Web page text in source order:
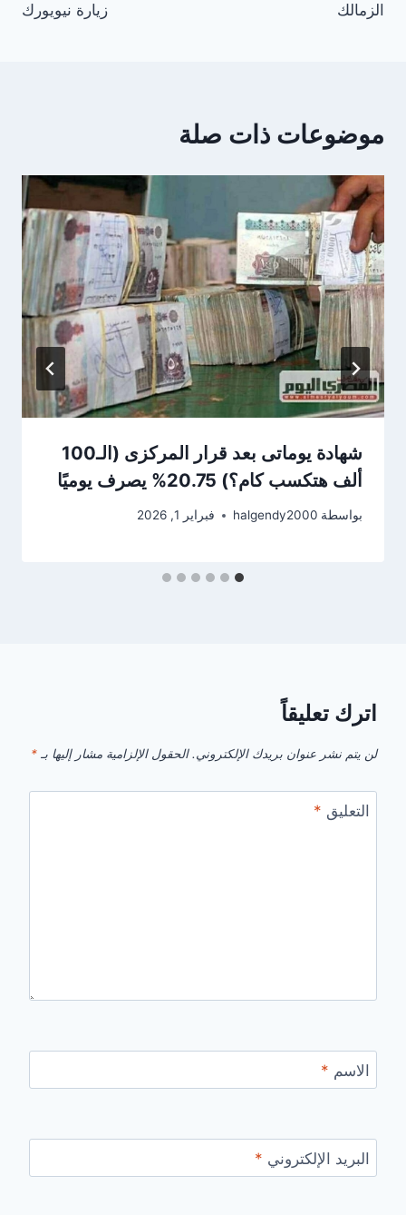
الزمالك
زيارة نيويورك
موضوعات ذات صلة
شهادة يوماتى بعد قرار المركزى (الـ100
ألف هتكسب كام؟) 20.75% يصرف يوميًا
بواسطة halgendy2000 فبراير 1, 2026
اترك تعليقاً
لن يتم نشر عنوان بريدك الإلكتروني. الحقول الإلزامية مشار إليها بـ *
التعليق *
الاسم *
البريد الإلكتروني *